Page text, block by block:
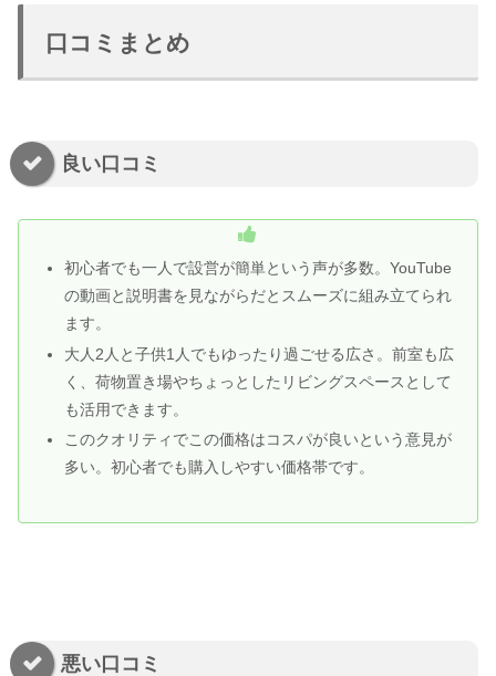
口コミまとめ
良い口コミ
初心者でも一人で設営が簡単という声が多数。YouTube
の動画と説明書を見ながらだとスムーズに組み立てられ
ます。
大人2人と子供1人でもゆったり過ごせる広さ。前室も広
く、荷物置き場やちょっとしたリビングスペースとして
も活用できます。
このクオリティでこの価格はコスパが良いという意見が
多い。初心者でも購入しやすい価格帯です。
悪い口コミ